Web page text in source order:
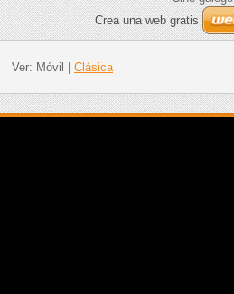
Crea una web gratis
Ver: Móvil Clásica